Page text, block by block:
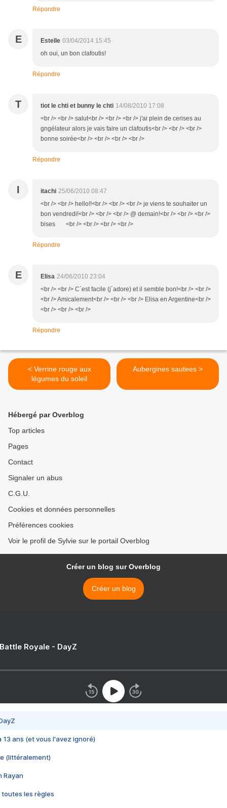
Répondre
E Estelle 03/04/2014 15:45
oh oui, un bon clafoutis!
Répondre
T tiot le chti et bunny le chti 14/08/2010 17:08
<br /> <br /> salut<br /> <br /> <br /> j'ai plein de cerises au
gngélateur alors je vais faire un clafoutis<br /> <br /> <br />
bonne soirée<br /> <br /> <br /> <br />
Répondre
I itachi 25/06/2010 08:47
<br /> <br /> hello!!<br /> <br /> <br /> je viens te souhaiter un
bon vendredi!<br /> <br /> <br /> @ demain!<br /> <br /> <br />
bises <br /> <br /> <br /> <br />
Répondre
E Elisa 24/06/2010 23:04
<br /> <br /> C´est facile (j´adore) et il semble bon!<br /> <br />
<br /> Amicalement<br /> <br /> <br /> Elisa en Argentine<br />
<br /> <br /> <br />
Répondre
< Verrine rouge aux
légumes du soleil
Aubergines sautees >
Hébergé par Overblog
Top articles
Pages
Contact
Signaler un abus
C.G.U.
Cookies et données personnelles
Préférences cookies
Voir le profil de Sylvie sur le portail Overblog
Créer un blog sur Overblog
Créer un blog
Royale - DayZ
13 ans (et vous l'avez ignoré)
(littéralement)
Rayan
toutes les règles